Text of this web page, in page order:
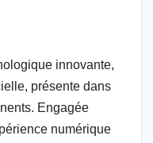
innovante,
présente dans
Engagée
numérique